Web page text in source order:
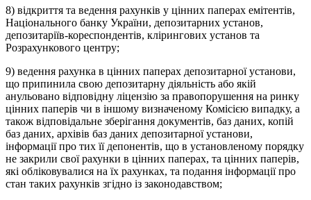
8) відкриття та ведення рахунків у цінних паперах емітентів,
Національного банку України, депозитарних установ,
депозитаріїв-кореспондентів, клірингових установ та
Розрахункового центру;
9) ведення рахунка в цінних паперах депозитарної установи,
що припинила свою депозитарну діяльність або якій
анульовано відповідну ліцензію за правопорушення на ринку
цінних паперів чи в іншому визначеному Комісією випадку, а
також відповідальне зберігання документів, баз даних, копій
баз даних, архівів баз даних депозитарної установи,
інформації про тих її депонентів, що в установленому порядку
не закрили свої рахунки в цінних паперах, та цінних паперів,
які обліковувалися на їх рахунках, та подання інформації про
стан таких рахунків згідно із законодавством;